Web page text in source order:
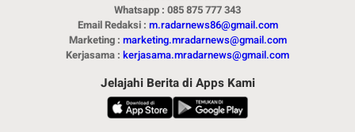
Whatsapp : 085 875 777 343
Email Redaksi : m.radarnews86@gmail.com
Marketing : marketing.mradarnews@gmail.com
Kerjasama : kerjasama.mradarnews@gmail.com
Jelajahi Berita di Apps Kami